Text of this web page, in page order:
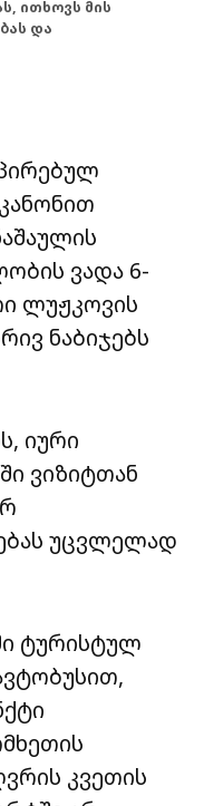
ითხოვს მის
და
ვადა 6-
ლუჟკოვის
ნაბიჯებს
იური
ვიზიტთან
უცვლელად
ტურისტულ
კვეთის